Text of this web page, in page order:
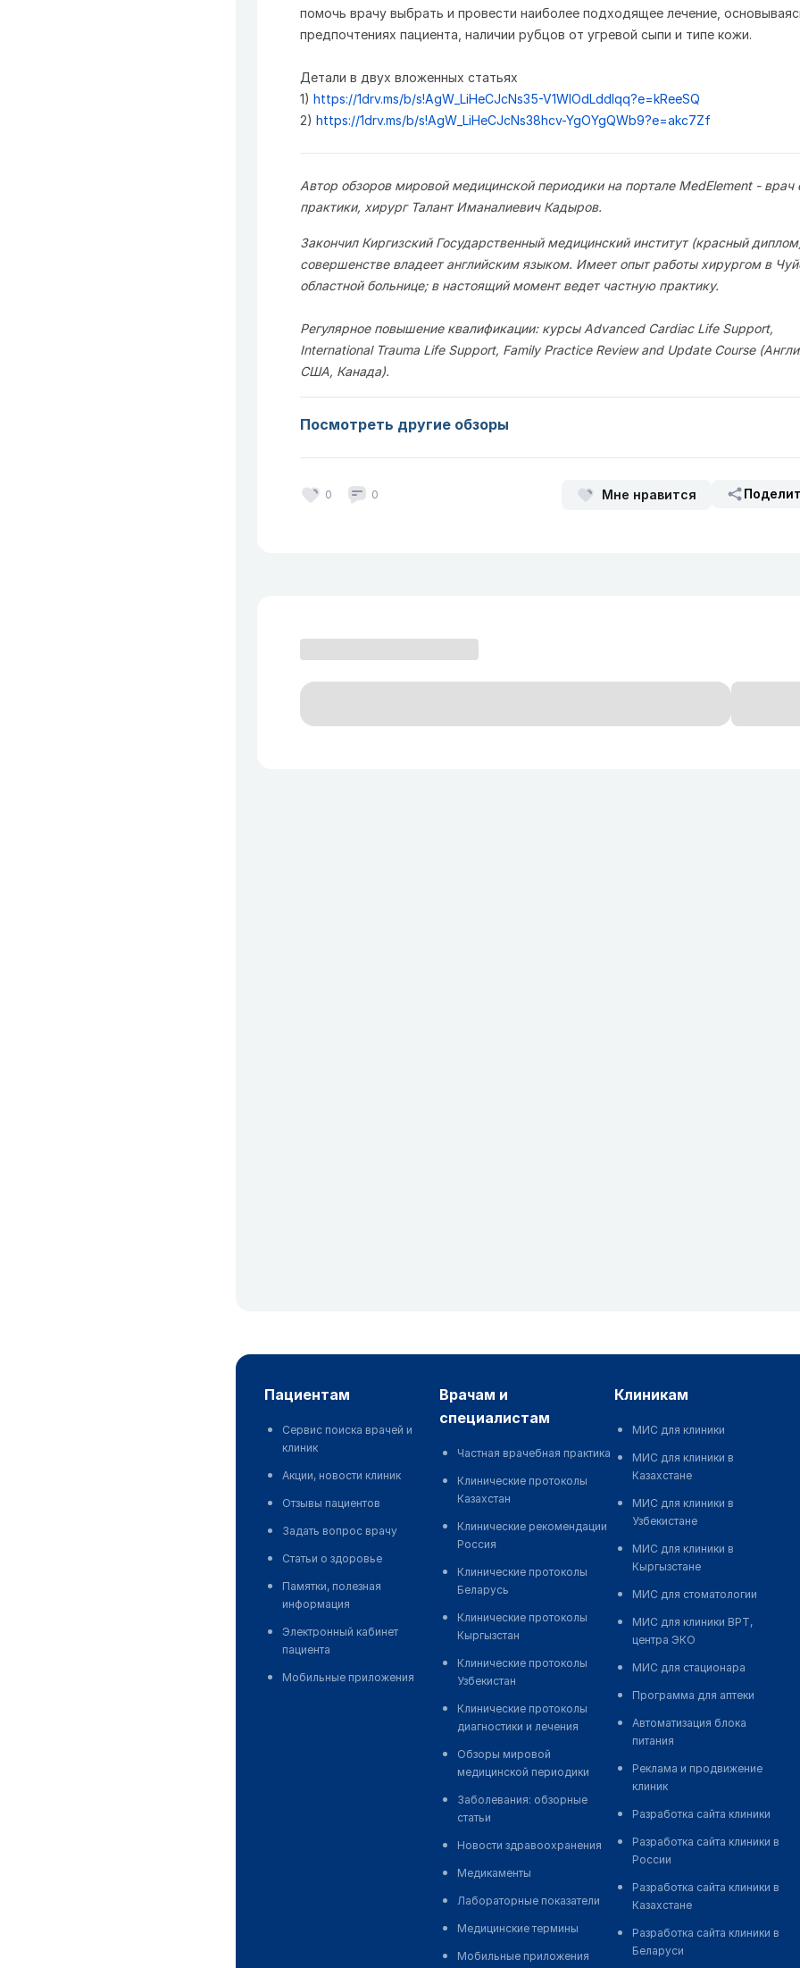
помочь врачу выбрать и провести наиболее подходящее лечение,
предпочтениях пациента, наличии рубцов от угревой сыпи и типе кожи.
Детали в двух вложенных статьях
1) https://1drv.ms/b/s!AgW_LiHeCJcNs35-V1WlOdLddIqq?e=kReeSQ
2) https://1drv.ms/b/s!AgW_LiHeCJcNs38hcv-YgOYgQWb9?e=akc7Zf
Автор обзоров мировой медицинской периодики на портале MedElement - врач
практики, хирург Талант Иманалиевич Кадыров.
Закончил Киргизский Государственный медицинский институт (красный
совершенстве владеет английским языком. Имеет опыт работы хирургом в
областной больнице; в настоящий момент ведет частную практику.
Регулярное повышение квалификации: курсы Advanced Cardiac Life Support,
International Trauma Life Support, Family Practice Review and Update Course
США, Канада).
Посмотреть другие обзоры
0 0 Мне нравится
пациентам
Сервис поиска врачей и
клиник
Акции, новости клиник
Отзывы пациентов
Задать вопрос врачу
Статьи о здоровье
Памятки, полезная
информация
Электронный кабинет
пациента
Мобильные приложения
врачам и
специалистам
Частная врачебная практика
Клинические протоколы
Казахстан
Клинические рекомендации
Россия
Клинические протоколы
Беларусь
Клинические протоколы
Кыргызстан
Клинические протоколы
Узбекистан
Клинические протоколы
диагностики и лечения
Обзоры мировой
медицинской периодики
Заболевания: обзорные
статьи
Новости здравоохранения
Медикаменты
Лабораторные показатели
Медицинские термины
Мобильные приложения
клиникам
МИС для клиники
МИС для клиники в
Казахстане
МИС для клиники в
Узбекистане
МИС для клиники в
Кыргызстане
МИС для стоматологии
МИС для клиники ВРТ,
центра ЭКО
МИС для стационара
Программа для аптеки
Автоматизация блока
питания
Реклама и продвижение
клиник
Разработка сайта клиники
Разработка сайта клиники в
России
Разработка сайта клиники в
Казахстане
Разработка сайта клиники в
Беларуси